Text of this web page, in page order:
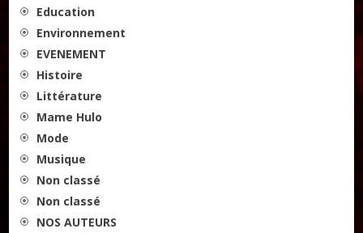
Education
Environnement
EVENEMENT
Histoire
Littérature
Mame Hulo
Mode
Musique
Non classé
Non classé
NOS AUTEURS